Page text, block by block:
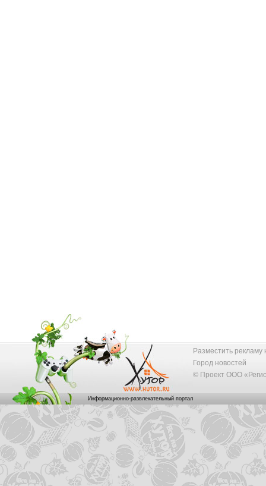
Информационно-развлекательный портал
Разместить рекламу
Город новостей
© Проект ООО